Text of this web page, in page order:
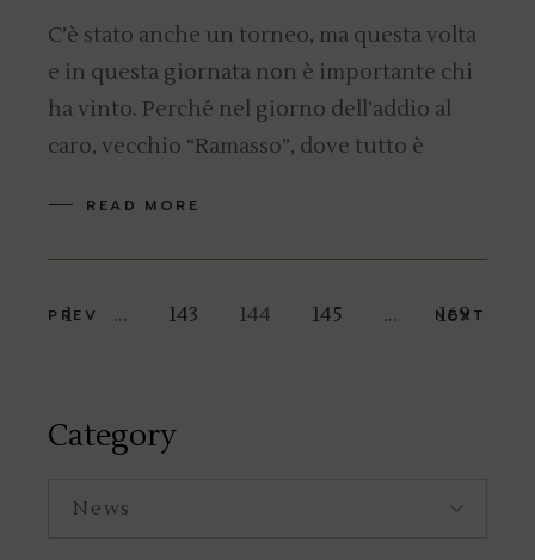
C’è stato anche un torneo, ma questa volta
e in questa giornata non è importante chi
ha vinto. Perché nel giorno dell’addio al
caro, vecchio “Ramasso”, dove tutto è
READ MORE
Posts
PREV
1 … 143 144 145 … 169
NEXT
Category